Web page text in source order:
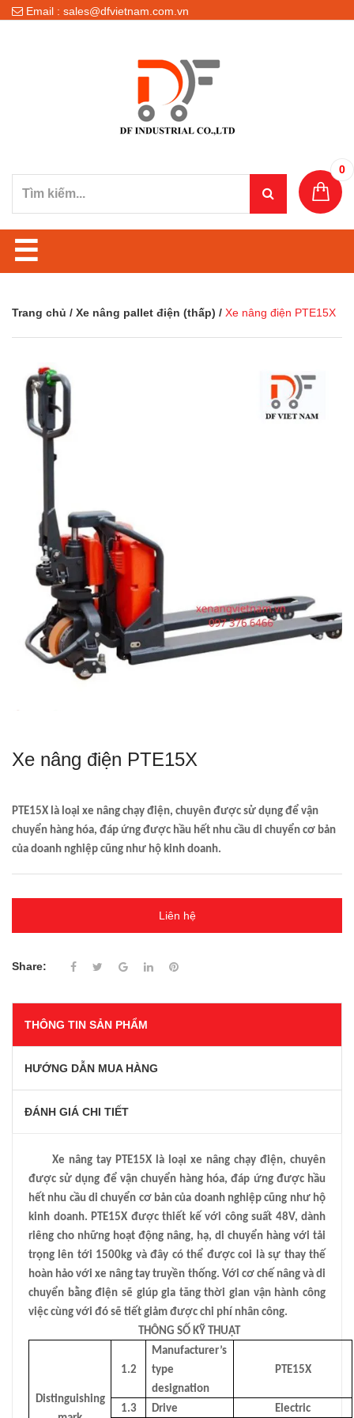
Email : sales@dfvietnam.com.vn
0
☰
Trang chủ / Xe nâng pallet điện (thấp) / Xe nâng điện PTE15X
Xe nâng điện PTE15X
PTE15X là loại xe nâng chạy điện, chuyên được sử dụng để vận
chuyển hàng hóa, đáp ứng được hầu hết nhu cầu di chuyển cơ bản
của doanh nghiệp cũng như hộ kinh doanh.
Liên hệ
Share:
THÔNG TIN SẢN PHẨM
HƯỚNG DẪN MUA HÀNG
ĐÁNH GIÁ CHI TIẾT
Xe nâng tay PTE15X là loại xe nâng chạy điện, chuyên
được sử dụng để vận chuyển hàng hóa, đáp ứng được hầu
hết nhu cầu di chuyển cơ bản của doanh nghiệp cũng như hộ
kinh doanh. PTE15X được thiết kế với công suất 48V, dành
riêng cho những hoạt động nâng, hạ, di chuyển hàng với tải
trọng lên tới 1500kg và đây có thể được coi là sự thay thế
hoàn hảo với xe nâng tay truyền thống. Với cơ chế nâng và di
chuyển bằng điện sẽ giúp gia tăng thời gian vận hành công
việc cùng với đó sẽ tiết giảm được chi phí nhân công.
THÔNG SỐ KỸ THUẬT
Distinguishing
1.2
Manufacturer’s
type
designation
PTE15X
1.3 Drive Electric